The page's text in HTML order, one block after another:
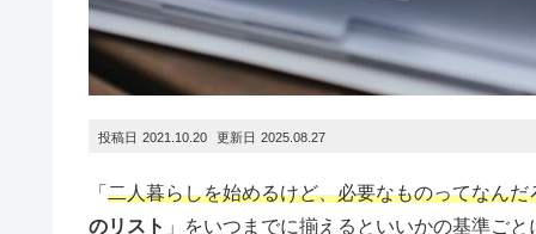
2021.10.20 2025.08.27
「 二人暮らしを始めるけど、必要なものってなんだ
のリスト 」をいつまでに揃えるといいかの基準ご